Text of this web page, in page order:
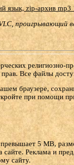
язык, zip-архив
религиозно-
Все файлы
браузере,
при помощи
5 MB,
Реклама и
сайту.